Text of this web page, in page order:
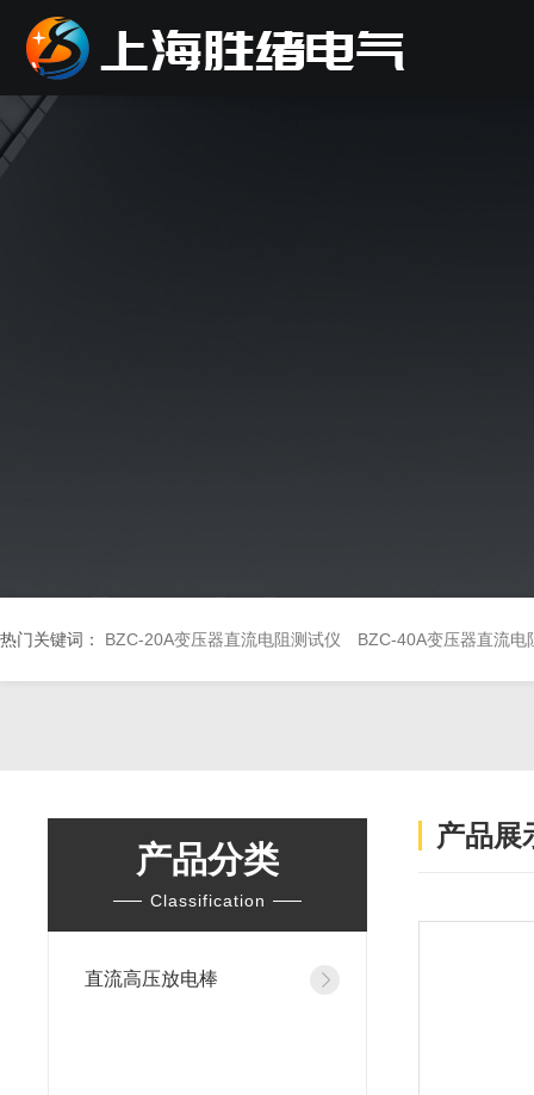
热门关键词： BZC-20A变压器直流电阻测试仪 BZC-40A变压器直流电
产品分类
Classification
直流高压放电棒
产品展